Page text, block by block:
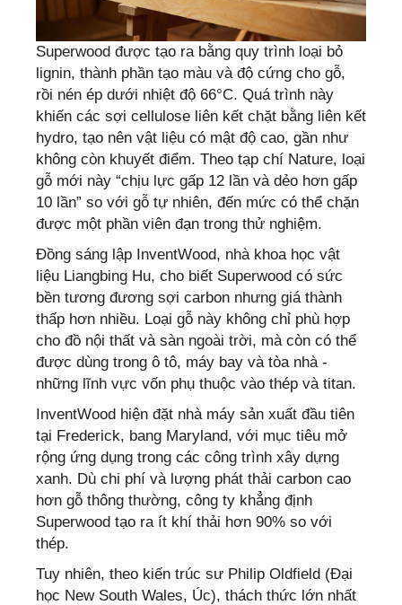
Superwood được tạo ra bằng quy trình loại bỏ
lignin, thành phần tạo màu và độ cứng cho gỗ,
rồi nén ép dưới nhiệt độ 66°C. Quá trình này
khiến các sợi cellulose liên kết chặt bằng liên kết
hydro, tạo nên vật liệu có mật độ cao, gần như
không còn khuyết điểm. Theo tạp chí Nature, loại
gỗ mới này “chịu lực gấp 12 lần và dẻo hơn gấp
10 lần” so với gỗ tự nhiên, đến mức có thể chặn
được một phần viên đạn trong thử nghiệm.
Đồng sáng lập InventWood, nhà khoa học vật
liệu Liangbing Hu, cho biết Superwood có sức
bền tương đương sợi carbon nhưng giá thành
thấp hơn nhiều. Loại gỗ này không chỉ phù hợp
cho đồ nội thất và sàn ngoài trời, mà còn có thể
được dùng trong ô tô, máy bay và tòa nhà -
những lĩnh vực vốn phụ thuộc vào thép và titan.
InventWood hiện đặt nhà máy sản xuất đầu tiên
tại Frederick, bang Maryland, với mục tiêu mở
rộng ứng dụng trong các công trình xây dựng
xanh. Dù chi phí và lượng phát thải carbon cao
hơn gỗ thông thường, công ty khẳng định
Superwood tạo ra ít khí thải hơn 90% so với
thép.
Tuy nhiên, theo kiến trúc sư Philip Oldfield (Đại
học New South Wales, Úc), thách thức lớn nhất